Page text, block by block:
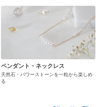
ペンダント・ネックレス
天然石・パワーストーンを一粒から楽しめ
る